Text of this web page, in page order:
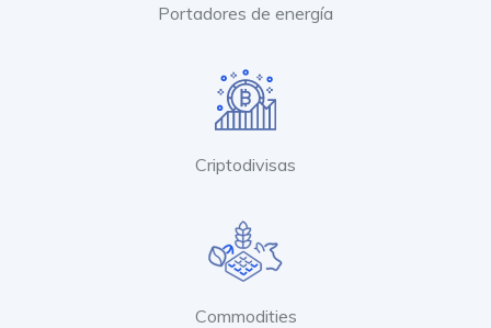
Portadores de energía
Criptodivisas
Commodities